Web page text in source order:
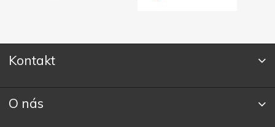
Kontakt
O nás